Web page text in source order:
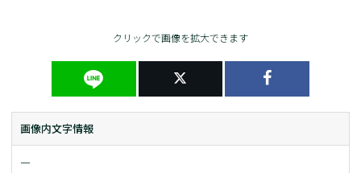
クリックで画像を拡大できます
画像内文字情報
ー